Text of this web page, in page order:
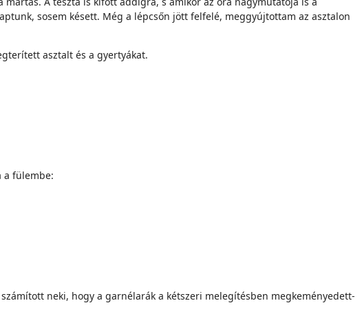
sosem késett. Még a lépcsőn jött felfelé, meggyújtottam az asztalon
asztalt és a gyertyákat.
a fülembe:
neki, hogy a garnélarák a kétszeri melegítésben megkeményedett-